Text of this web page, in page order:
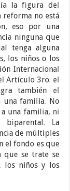
la figura del
reforma no está
eso por una
ninguna que
tenga alguna
los niños o los
Internacional
Artículo 3ro. el
también el
una familia. No
una familia, ni
La
de múltiples
el fondo es que
se trate se
los niños y los